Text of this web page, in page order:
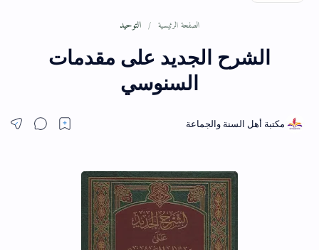
الصفحة الرئيسية التوحيد
الشرح الجديد على مقدمات
السنوسي